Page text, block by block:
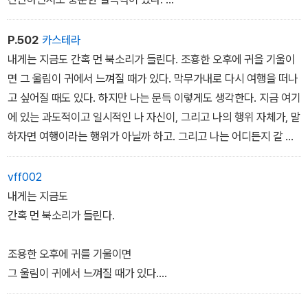
그리고 어떤 일도 일반화하지는 않았다.
어느 날 아침 눈을 뜨고 귀를 기울여
들어보니 어디선가 멀리서
북소리가 들려왔다.
아득히 먼 곳에서, 아득히 먼 시간 속에서
그 북소리는 울려왔다.
아주 가냘프게, 그리고 그 소리를 듣고
있는 동안, 나는 왠지 긴 여행을
떠나야만 할 것 같은 생각이 들었다.
이것으로 충분하지 않은가.
이제 와서 돌이켜보면 그것이
나로 하여금 서둘러 여행을 떠나게 만든
P.502 카스테라
내게는 지금도 간혹 먼 북소리가 들린다. 조횽한 오후에 귀을 기울이
면 그 울림이 귀에서 느껴질 때가 있다. 막무가내로 다시 여행을 떠나
고 싶어질 때도 있다. 하지만 나는 문득 이렇게도 생각한다. 지금 여기
에 있는 과도적이고 일시적인 나 자신이, 그리고 나의 행위 자체가, 말
하자면 여행이라는 행위가 아닐까 하고. 그리고 나는 어디든지 갈 수
있고 동시에 어디에도 갈 수 없는 것이다.
vff002
내게는 지금도
간혹 먼 북소리가 들린다.
조용한 오후에 귀를 기울이면
그 울림이 귀에서 느껴질 때가 있다.